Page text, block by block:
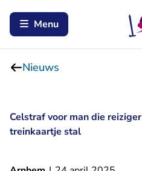
Menu
Nieuws
Celstraf voor man die
treinkaartje stal